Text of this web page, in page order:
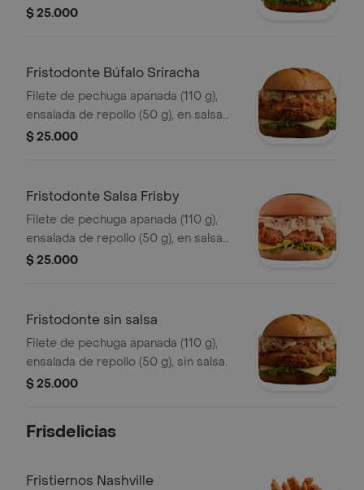
coreana.
$ 25.000
Fristodonte Búfalo Sriracha
Filete de pechuga apanada (110 g),
ensalada de repollo (50 g), en salsa
búfalo sriracha.
$ 25.000
Fristodonte Salsa Frisby
Filete de pechuga apanada (110 g),
ensalada de repollo (50 g), en salsa
Frisby.
$ 25.000
Fristodonte sin salsa
Filete de pechuga apanada (110 g),
ensalada de repollo (50 g), sin salsa.
$ 25.000
Frisdelicias
Fristiernos Nashville